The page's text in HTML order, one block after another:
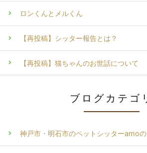
ロンくんとメルくん
【再投稿】シッター報告とは？
【再投稿】猫ちゃんのお世話について
ブログカテゴ
神戸市・明石市のペットシッターamo